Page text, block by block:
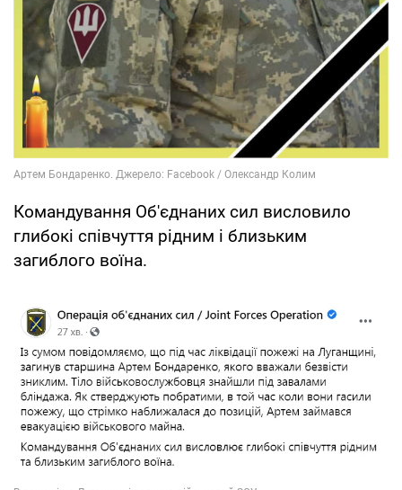
Командування Об'єднаних сил висловило
глибокі співчуття рідним і близьким
загиблого воїна.